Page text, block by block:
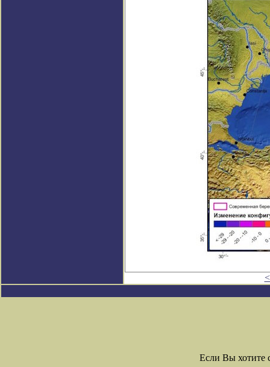
Если Вы хотите